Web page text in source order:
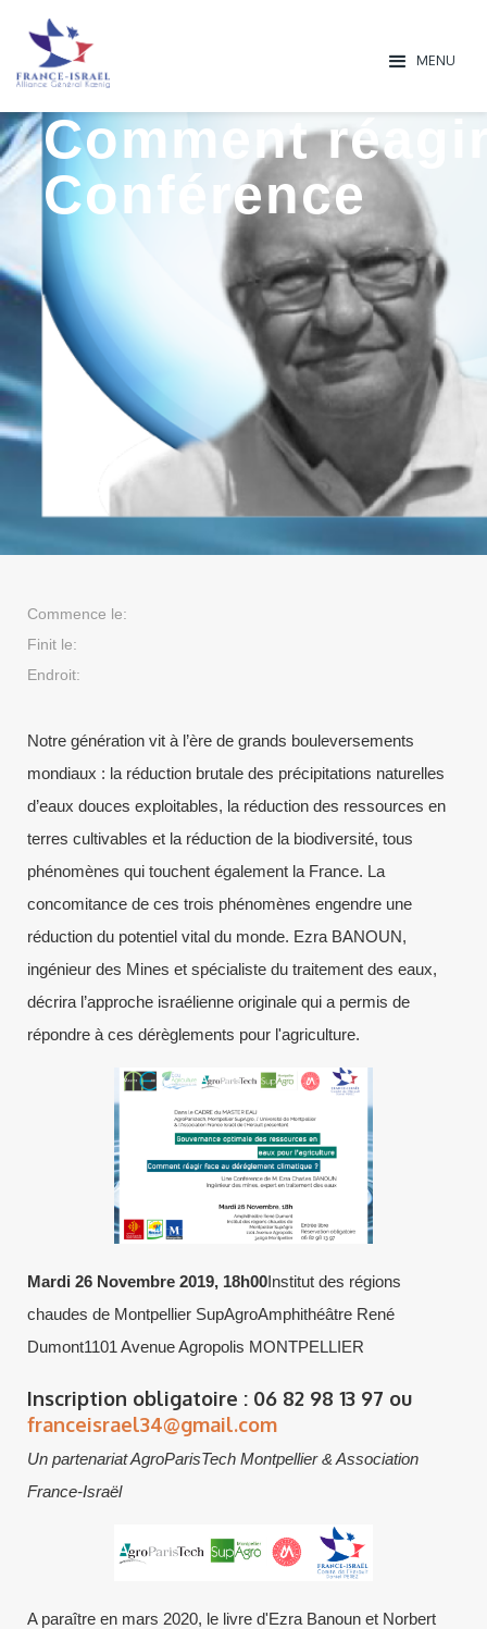
MENU
Comment
Conférence
Commence le:
Finit le:
Endroit:
Notre génération vit à l’ère de grands bouleversements
mondiaux : la réduction brutale des précipitations naturelles
d’eaux douces exploitables, la réduction des ressources en
terres cultivables et la réduction de la biodiversité, tous
phénomènes qui touchent également la France. La
concomitance de ces trois phénomènes engendre une
réduction du potentiel vital du monde. Ezra BANOUN,
ingénieur des Mines et spécialiste du traitement des eaux,
décrira l’approche israélienne originale qui a permis de
répondre à ces dérèglements pour l'agriculture.
Mardi 26 Novembre 2019, 18h00Institut des régions
chaudes de Montpellier SupAgroAmphithéâtre René
Dumont1101 Avenue Agropolis MONTPELLIER
Inscription obligatoire : 06 82 98 13 97 ou
franceisrael34@gmail.com
Un partenariat AgroParisTech Montpellier & Association
France-Israël
A paraître en mars 2020, le livre d'Ezra Banoun et Norbert